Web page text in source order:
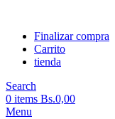
Finalizar compra
Carrito
tienda
Search
0 items Bs.0,00
Menu